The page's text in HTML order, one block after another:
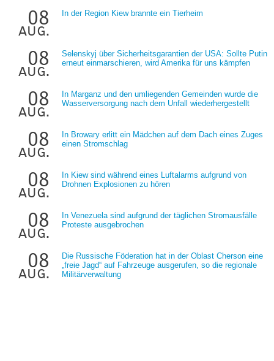
08
aug.
In der Region Kiew brannte ein Tierheim
08
aug.
Selenskyj über Sicherheitsgarantien der USA: Sollte Putin
erneut einmarschieren, wird Amerika für uns kämpfen
08
aug.
In Marganz und den umliegenden Gemeinden wurde die
Wasserversorgung nach dem Unfall wiederhergestellt
08
aug.
In Browary erlitt ein Mädchen auf dem Dach eines Zuges
einen Stromschlag
08
aug.
In Kiew sind während eines Luftalarms aufgrund von
Drohnen Explosionen zu hören
08
aug.
In Venezuela sind aufgrund der täglichen Stromausfälle
Proteste ausgebrochen
08
aug.
Die Russische Föderation hat in der Oblast Cherson eine
„freie Jagd“ auf Fahrzeuge ausgerufen, so die regionale
Militärverwaltung